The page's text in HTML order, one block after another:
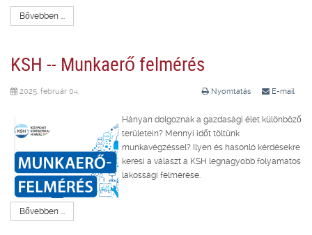
Bővebben ...
KSH -- Munkaerő felmérés
Nyomtatás E-mail
2025. február 04.
Hányan dolgoznak a gazdasági élet különböző
területein? Mennyi időt töltünk
munkavégzéssel? Ilyen és hasonló kérdésekre
keresi a választ a KSH legnagyobb folyamatos
lakossági felmérése.
Bővebben ...